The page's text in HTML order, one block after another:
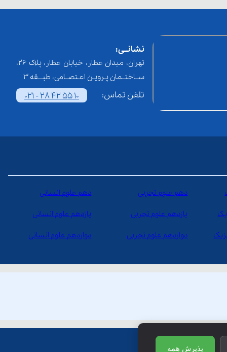
نشانــی:
تهران، میدان عطار، خیابان عطار، پلاک 26،
ســاختــمان پـرویـن اعـتصــامی، طبـــقه 3
تلفن تماس: 021 - 28 42 55 10
دهم علوم تجربی دهم علوم انسانی
یازدهم علوم تجربی یازدهم علوم انسانی
دوازدهم علوم تجربی دوازدهم علوم انسانی
پذیرش همه